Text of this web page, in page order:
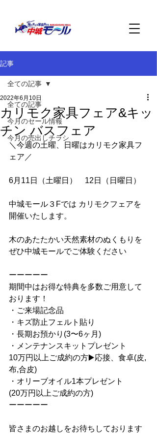
記事
全ての記事
今月のセール情報
今月の売出しチラシ
全ての記事
カリモク家具フェア&キッ
チン バスフェア
2022年6月10日
＼今週の土曜、日曜はカリモク家具フ
ェア／
6月11日（土曜日）　12日（日曜日）
中城モール３Fでは カリモクフェアを
開催いたします。
木のあたたかい天然素材のぬくもりを
ぜひ中城モールでご体験ください
ーーーーー
期間中はお得な特典を多数ご用意して
おります！
・ご来場記念品
・キズ防止フェルト貼り
・長期お預かり(3〜6ヶ月)
・メンテナンスキットプレゼント
10万円以上ご成約の方▶️応接、食卓(皮,
布,合皮)
・オリーブオイル1本プレゼント
(20万円以上ご成約の方)
ーーーーー
皆さまのお越しをお待ちしております